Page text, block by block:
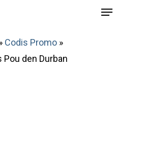
Menu
Codis Promo »
den Durban